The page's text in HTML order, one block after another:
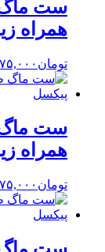
همراه
تومان
همراه
تومان